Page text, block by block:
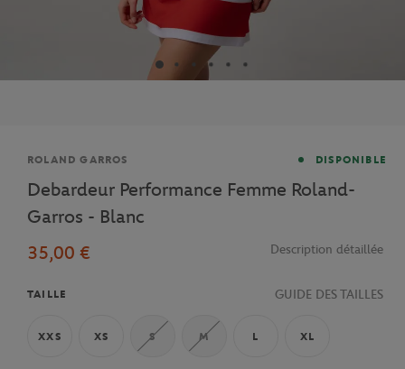
Marque
ROLAND GARROS DISPONIBLE
Debardeur Performance Femme Roland-
Garros - Blanc
35,00 €
Description détaillée
TAILLE GUIDE DES TAILLES
XXS XS S M L XL